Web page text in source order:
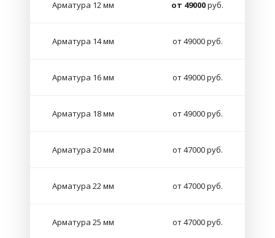
Арматура 12 мм от 49000руб.
Арматура 14 мм от 49000 руб.
Арматура 16 мм от 49000 руб.
Арматура 18 мм от 49000 руб.
Арматура 20 мм от 47000 руб.
Арматура 22 мм от 47000 руб.
Арматура 25 мм от 47000 руб.